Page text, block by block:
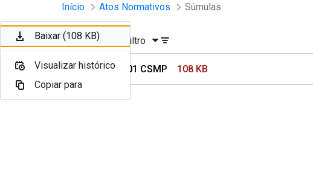
Pular para o Conteúdo principal
Instrumento jurídico - Documentos
Início Atos Normativos Súmulas
Ordenar Filtro
Súmula 01 CSMP 108 KB
Baixar (108 KB)
Visualizar histórico
Copiar para